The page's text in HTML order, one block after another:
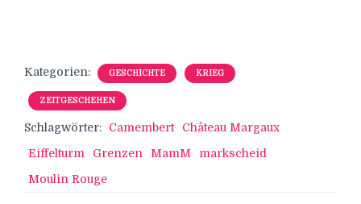
Kategorien: GESCHICHTE KRIEG
ZEITGESCHEHEN
Schlagwörter: Camembert
Château Margaux
Eiffelturm
Grenzen MamM
markscheid
Moulin Rouge